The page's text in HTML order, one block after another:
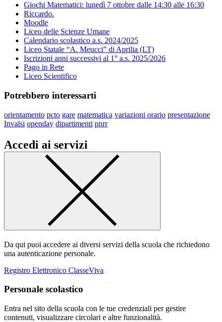
Giochi Matematici: lunedì 7 ottobre dalle 14:30 alle 16:30
Riccardo.
Moodle
Liceo delle Scienze Umane
Calendario scolastico a.s. 2024/2025
Liceo Statale “A. Meucci” di Aprilia (LT)
Iscrizioni anni successivi al 1° a.s. 2025/2026
Pago in Rete
Liceo Scientifico
Potrebbero interessarti
orientamento pcto gare matematica variazioni orario presentazione
Invalsi openday dipartimenti pnrr
Accedi ai servizi
Da qui puoi accedere ai diversi servizi della scuola che richiedono
una autenticazione personale.
Registro Elettronico ClasseViva
Personale scolastico
Entra nel sito della scuola con le tue credenziali per gestire
contenuti, visualizzare circolari e altre funzionalità.